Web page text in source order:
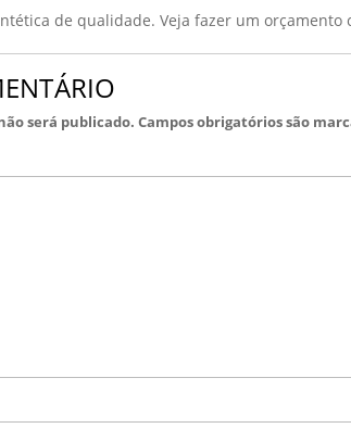
de qualidade. Veja fazer um orçamento
será publicado. Campos obrigatórios são